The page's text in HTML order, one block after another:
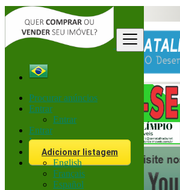
Procurar anúncios
Entrar
Entrar
Entrar
Inscreva-se
Adicionar listagem
English
Français
Español